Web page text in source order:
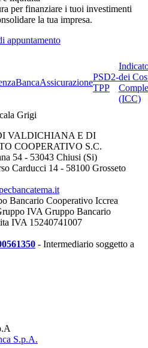
per finanziare i tuoi investimenti
la tua impresa.
BancaAssicurazione
PSD2-
TPP
dei
(ICC)
VALDICHIANA E DI
COOPERATIVO S.C.
54 - 53043 Chiusi (Si)
Carducci 14 - 58100 Grosseto
Bancario Cooperativo Iccrea
IVA Gruppo Bancario
IVA 15240741007
- Intermediario soggetto a
S.p.A.